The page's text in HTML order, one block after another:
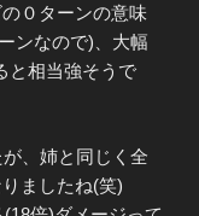
０ターンの意味
ンなので)、大幅
と相当強そうで
、姉と同じく全
ましたね(笑)